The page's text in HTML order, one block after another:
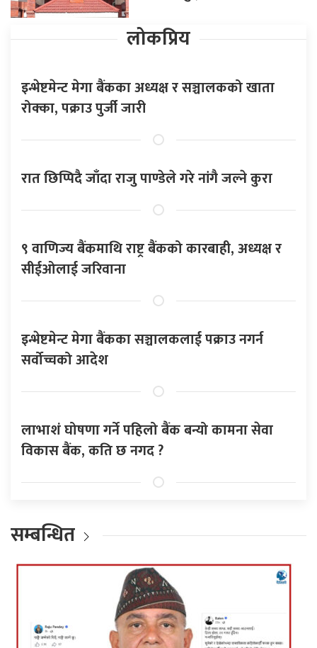
लोकप्रिय
इन्भेष्टमेन्ट मेगा बैंकका अध्यक्ष र सञ्चालकको खाता
रोक्का, पक्राउ पुर्जी जारी
रात छिप्पिदै जाँदा राजु पाण्डेले गरे नांगै जल्ने कुरा
९ वाणिज्य बैंकमाथि राष्ट्र बैंकको कारबाही, अध्यक्ष र
सीईओलाई जरिवाना
इन्भेष्टमेन्ट मेगा बैंकका सञ्चालकलाई पक्राउ नगर्न
सर्वोच्चको आदेश
लाभाशं घोषणा गर्ने पहिलो बैंक बन्यो कामना सेवा
विकास बैंक, कति छ नगद ?
सम्बन्धित